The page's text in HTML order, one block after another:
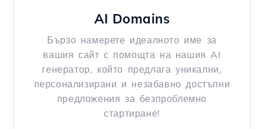
AI Domains
Бързо намерете идеалното име за
вашия сайт с помощта на нашия AI
генератор, който предлага уникални,
персонализирани и незабавно достъпни
предложения за безпроблемно
стартиране!